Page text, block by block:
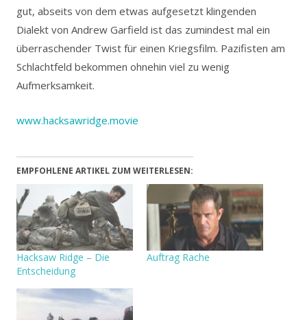
gut, abseits von dem etwas aufgesetzt klingenden
Dialekt von Andrew Garfield ist das zumindest mal ein
überraschender Twist für einen Kriegsfilm. Pazifisten am
Schlachtfeld bekommen ohnehin viel zu wenig
Aufmerksamkeit.
www.hacksawridge.movie
EMPFOHLENE ARTIKEL ZUM WEITERLESEN:
Hacksaw Ridge – Die
Entscheidung
Auftrag Rache